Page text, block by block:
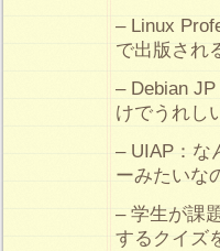
– Linux
で出版され
– Debian
けでうれし
– UIAP：な
ーみたいな
– 学生が課
するクイズ